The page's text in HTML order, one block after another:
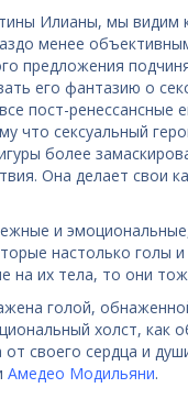
Илианы, мы
менее
предложения
его фантазию о
пост-
что сексуальный
более
Она делает свои
и
настолько голы
на их тела, то они
голой,
холст, как
своего сердца и
Амедео Модильяни.